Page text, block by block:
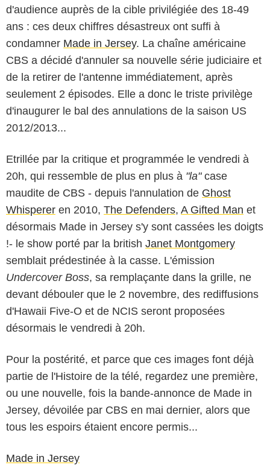
d'audience auprès de la cible privilégiée des 18-49
ans : ces deux chiffres désastreux ont suffi à
condamner Made in Jersey. La chaîne américaine
CBS a décidé d'annuler sa nouvelle série judiciaire et
de la retirer de l'antenne immédiatement, après
seulement 2 épisodes. Elle a donc le triste privilège
d'inaugurer le bal des annulations de la saison US
2012/2013...
Etrillée par la critique et programmée le vendredi à
20h, qui ressemble de plus en plus à "la"case
maudite de CBS - depuis l'annulation de Ghost
Whisperer en 2010, The Defenders, A Gifted Man et
désormais Made in Jersey s'y sont cassées les doigts
!- le show porté par la british Janet Montgomery
semblait prédestinée à la casse. L'émission
Undercover Boss, sa remplaçante dans la grille, ne
devant débouler que le 2 novembre, des rediffusions
d'Hawaii Five-O et de NCIS seront proposées
désormais le vendredi à 20h.
Pour la postérité, et parce que ces images font déjà
partie de l'Histoire de la télé, regardez une première,
ou une nouvelle, fois la bande-annonce de Made in
Jersey, dévoilée par CBS en mai dernier, alors que
tous les espoirs étaient encore permis...
Made in Jersey